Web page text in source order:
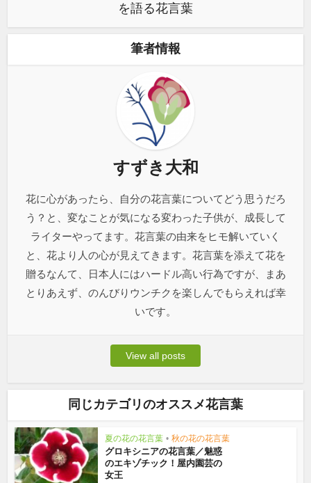
を語る花言葉
筆者情報
すずき大和
花に心があったら、自分の花言葉についてどう思うだろ
う？と、変なことが気になる変わった子供が、成長して
ライターやってます。花言葉の由来をヒモ解いていく
と、花より人の心が見えてきます。花言葉を添えて花を
贈るなんて、日本人にはハードル高い行為ですが、まあ
とりあえず、のんびりウンチクを楽しんでもらえれば幸
いです。
View all posts
同じカテゴリのオススメ花言葉
夏の花の花言葉 • 秋の花の花言葉
グロキシニアの花言葉／魅惑
のエキゾチック！屋内園芸の
女王